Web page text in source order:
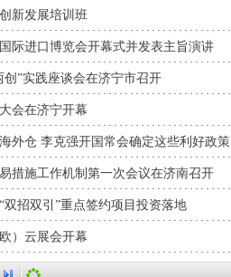
新发展培训班
际进口博览会开幕式并发表主旨演讲
”实践座谈会在济宁市召开
会在济宁开幕
外仓 李克强开国常会确定这些利好政策
措施工作机制第一次会议在济南召开
招双引”重点签约项目投资落地
）云展会开幕